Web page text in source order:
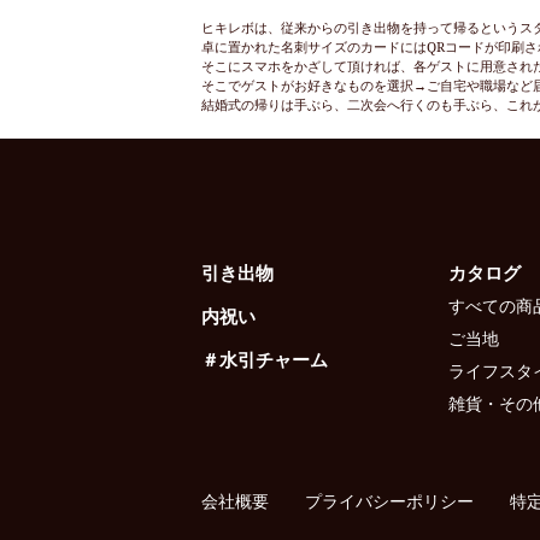
ヒキレボは、従来からの引き出物を持って帰るという
卓に置かれた名刺サイズのカードにはQRコードが印刷
そこにスマホをかざして頂ければ、各ゲストに用意さ
そこでゲストがお好きなものを選択→ご自宅や職場な
結婚式の帰りは手ぶら、二次会へ行くのも手ぶら、こ
引き出物
内祝い
＃水引チャーム
カタログ
すべての商
ご当地
ライフスタ
雑貨・その
会社概要 プライバシーポリシー 特